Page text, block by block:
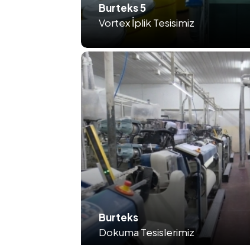
Burteks 5
Vortex İplik Tesisimiz
Burteks
Dokuma Tesislerimiz